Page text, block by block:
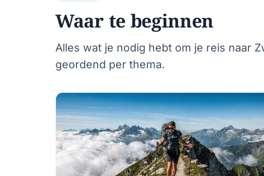
Jouw praktische
voorZwitserland
Onafhankelijk reisadvies om je perfecte
te plannen. Van alpentoppen tot stadjes
panoramatreinen tot chocoladefabrieken.
Waar te beginnen
Alles wat je nodig hebt om je reis naar
geordend per thema.